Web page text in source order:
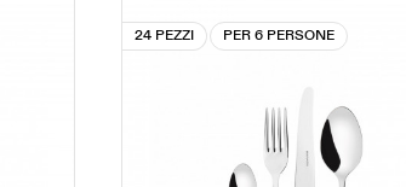
24 PEZZI PER 6 PERSONE